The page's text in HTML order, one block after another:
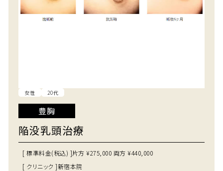
女性 20代
豊胸
陥没乳頭治療
[ 標準料金(税込) ]片方 ¥275,000 両方 ¥440,000
[ クリニック ]新宿本院